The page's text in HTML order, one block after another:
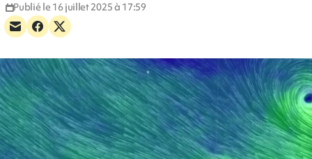
Publié le 16 juillet 2025 à 17:59